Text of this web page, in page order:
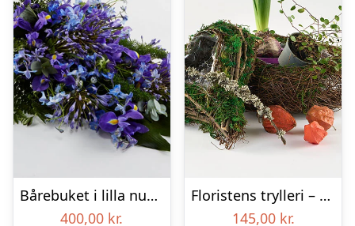
Bårebuket i lilla nuancer – Blomster til begravelse
400,00 kr.
Floristens trylleri – gravpynt – Blomster til begravelse
145,00 kr.